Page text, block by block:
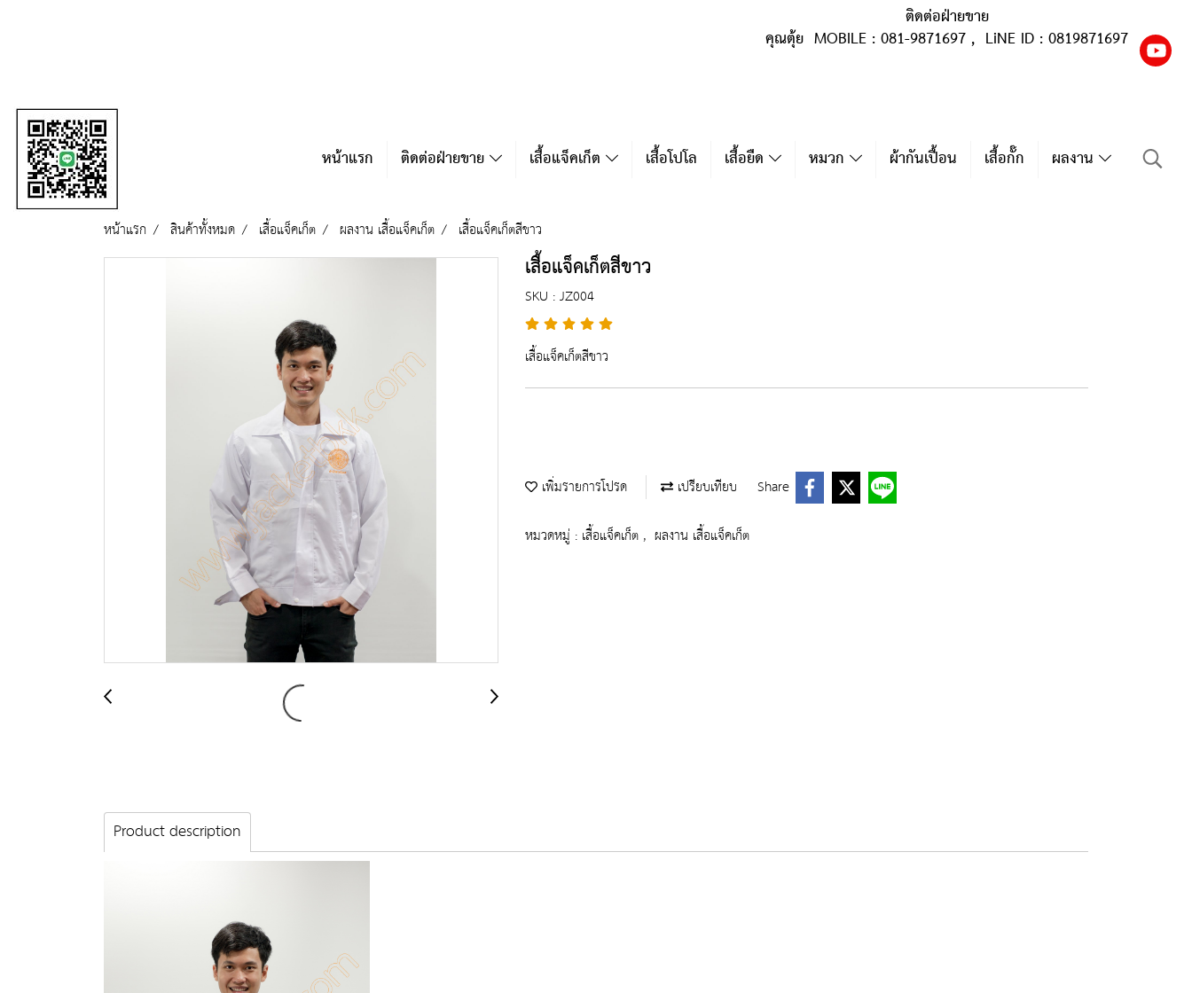
ติดต่อฝ่ายขาย
คุณตุ้ย MOBILE : 081-9871697 , LiNE ID : 0819871697
หน้าแรก ติดต่อฝ่ายขาย เสื้อแจ็คเก็ต เสื้อโปโล เสื้อยืด หมวก ผ้ากันเปื้อน เสื้อกั๊ก ผลงาน
หน้าแรก สินค้าทั้งหมด เสื้อแจ็คเก็ต ผลงาน เสื้อแจ็คเก็ต เสื้อแจ็คเก็ตสีขาว
เสื้อแจ็คเก็ตสีขาว
SKU : JZ004
เสื้อแจ็คเก็ตสีขาว
เพิ่มรายการโปรด เปรียบเทียบ Share
หมวดหมู่ : เสื้อแจ็คเก็ต, ผลงาน เสื้อแจ็คเก็ต
Product description